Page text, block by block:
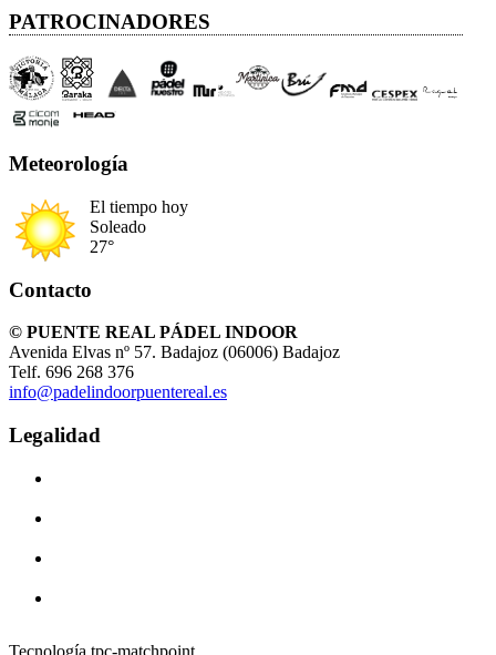
PATROCINADORES
Meteorología
El tiempo hoy
Soleado
27°
Contacto
© PUENTE REAL PÁDEL INDOOR
Avenida Elvas nº 57. Badajoz (06006) Badajoz
Telf. 696 268 376
info@padelindoorpuentereal.es
Legalidad
Tecnología tpc-matchpoint